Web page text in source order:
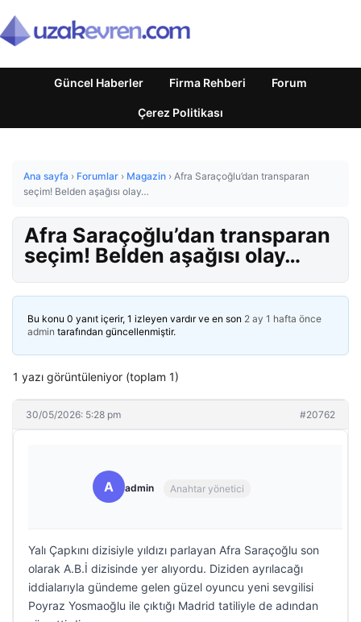
Güncel Haberler Firma Rehberi Forum
Çerez Politikası
Ana sayfa › Forumlar › Magazin › Afra Saraçoğlu’dan transparan
seçim! Belden aşağısı olay…
Afra Saraçoğlu’dan transparan
seçim! Belden aşağısı olay…
Bu konu 0 yanıt içerir, 1 izleyen vardır ve en son 2 ay 1 hafta önce
admin tarafından güncellenmiştir.
1 yazı görüntüleniyor (toplam 1)
30/05/2026: 5:28 pm #20762
A admin Anahtar yönetici
Yalı Çapkını dizisiyle yıldızı parlayan Afra Saraçoğlu son
olarak A.B.İ dizisinde yer alıyordu. Diziden ayrılacağı
iddialarıyla gündeme gelen güzel oyuncu yeni sevgilisi
Poyraz Yosmaoğlu ile çıktığı Madrid tatiliyle de adından